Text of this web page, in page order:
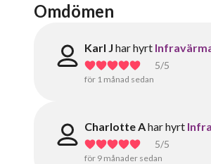
Omdömen
Karl J har hyrt
5/5
för 1 månad sedan
Charlotte Ahar hyrt
5/5
för 9 månader sedan